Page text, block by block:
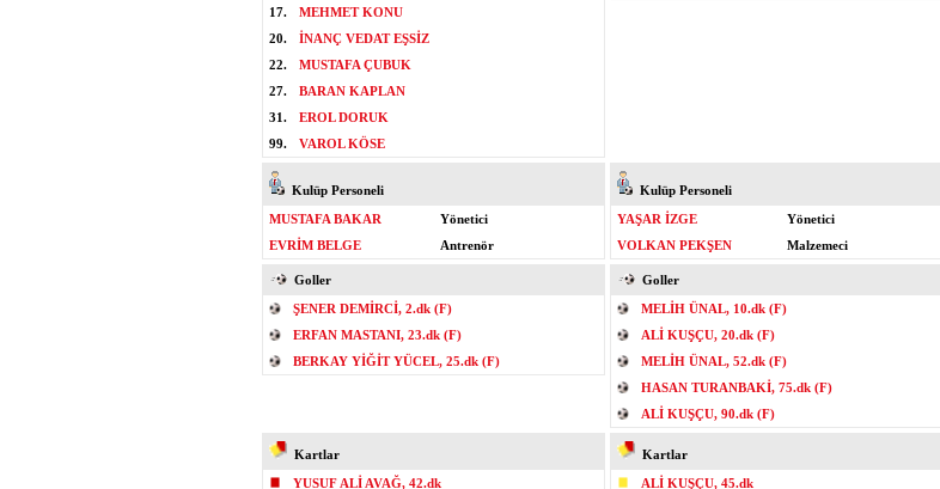
17.
MEHMET KONU
20.
İNANÇ VEDAT EŞSİZ
22.
MUSTAFA ÇUBUK
27.
BARAN KAPLAN
31.
EROL DORUK
99.
VAROL KÖSE
Kulüp Personeli
MUSTAFA BAKAR
Yönetici
EVRİM BELGE
Antrenör
Kulüp Personeli
YAŞAR İZGE
Yönetici
VOLKAN PEKŞEN
Malzemeci
Goller
ŞENER DEMİRCİ, 2.dk (F)
ERFAN MASTANI, 23.dk (F)
BERKAY YİĞİT YÜCEL, 25.dk (F)
Goller
MELİH ÜNAL, 10.dk (F)
ALİ KUŞÇU, 20.dk (F)
MELİH ÜNAL, 52.dk (F)
HASAN TURANBAKİ, 75.dk (F)
ALİ KUŞÇU, 90.dk (F)
Kartlar
YUSUF ALİ AVAĞ, 42.dk
Kartlar
ALİ KUŞÇU, 45.dk